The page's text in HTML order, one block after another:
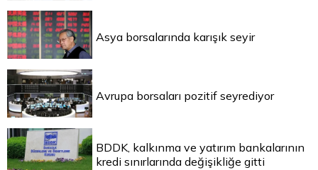
Asya borsalarında karışık seyir
Avrupa borsaları pozitif seyrediyor
BDDK, kalkınma ve yatırım bankalarının
kredi sınırlarında değişikliğe gitti